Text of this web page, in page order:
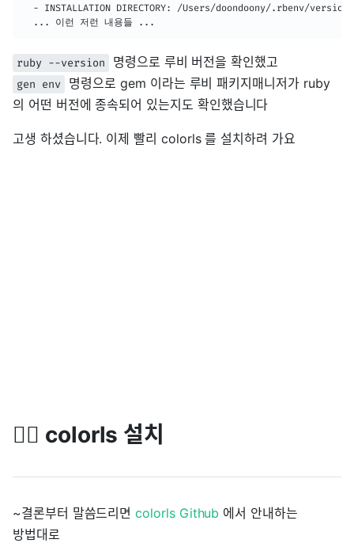
- INSTALLATION DIRECTORY: /Users/doondoony/.rbenv/
.. . 이런 저런 내용들 .. .
ruby --version 명령으로 루비 버전을 확인했고
gen env
명령으로 gem 이라는 루비 패키지매니저가 ruby
의 어떤 버전에 종속되어 있는지도 확인했습니다
고생 하셨습니다. 이제 빨리 colorls 를 설치하려 가요
🏳️‍🌈 colorls 설치
~결론부터 말씀드리면colorls Github 에서 안내하는
방법대로